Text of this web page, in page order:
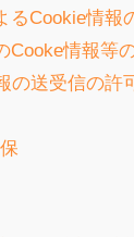
るCookie情報
Cooke情報等
の送受信の許